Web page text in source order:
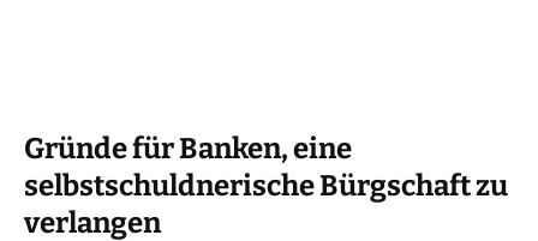
Gründe für Banken, eine
selbstschuldnerische Bürgschaft zu
verlangen